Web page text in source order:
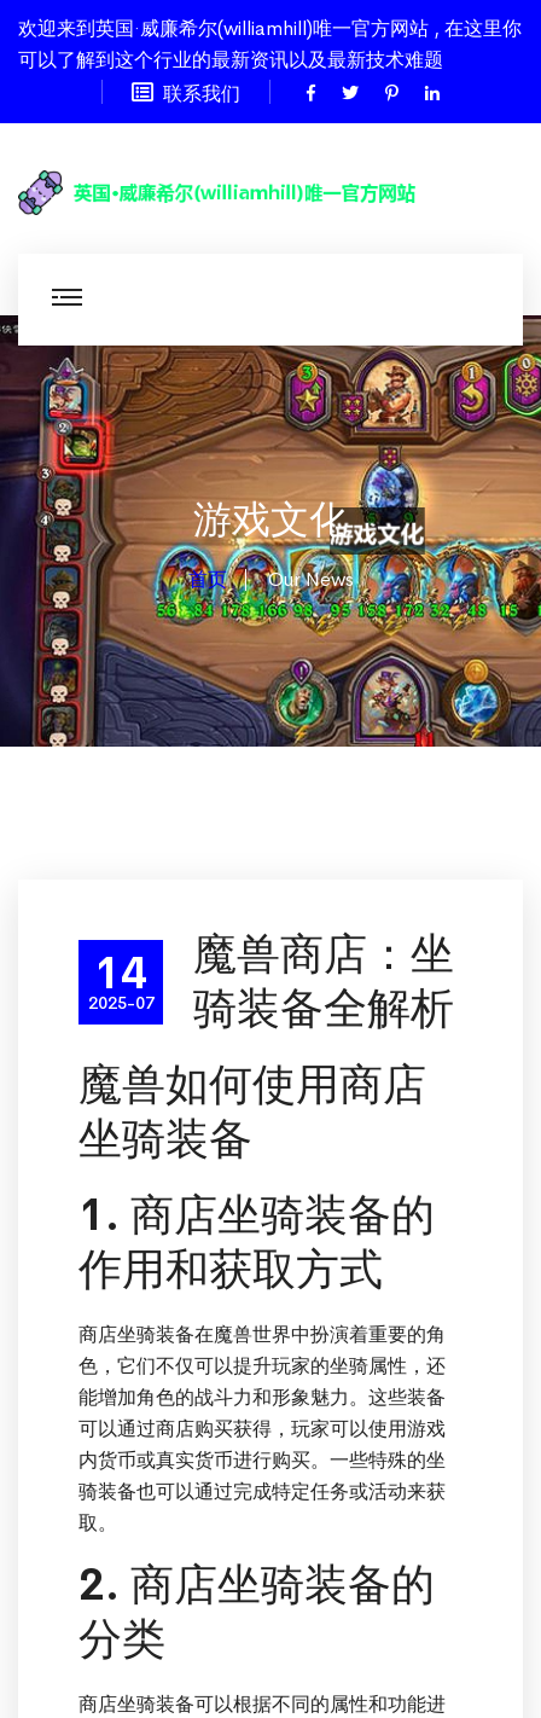
欢迎来到英国·威廉希尔(williamhill)唯一官方网站 , 在这里你
可以了解到这个行业的最新资讯以及最新技术难题
联系我们
游戏文化
首页 Our News
14
2025-07
魔兽商店：坐
骑装备全解析
魔兽如何使用商店
坐骑装备
1. 商店坐骑装备的
作用和获取方式
商店坐骑装备在魔兽世界中扮演着重要的角
色，它们不仅可以提升玩家的坐骑属性，还
能增加角色的战斗力和形象魅力。这些装备
可以通过商店购买获得，玩家可以使用游戏
内货币或真实货币进行购买。一些特殊的坐
骑装备也可以通过完成特定任务或活动来获
取。
2. 商店坐骑装备的
分类
商店坐骑装备可以根据不同的属性和功能进